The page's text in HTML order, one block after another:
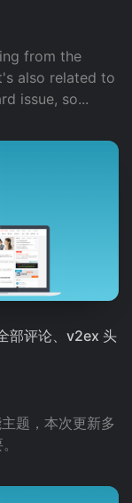
from the
also related to
issue, so...
部评论、v2ex 头
题，本次更新多